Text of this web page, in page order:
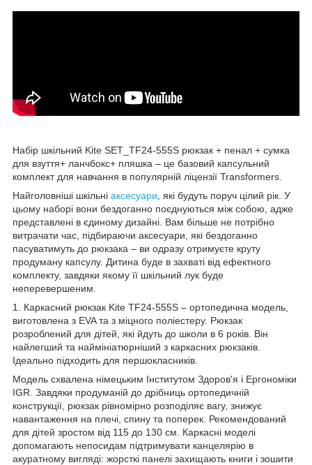
Набір шкільний Kite SET_TF24-555S рюкзак + пенал + сумка
для взуття+ ланчбокс+ пляшка – це базовий капсульний
комплект для навчання в популярній ліцензії Transformers.
Найголовніші шкільні аксесуари , які будуть поруч цілий рік. У
цьому наборі вони бездоганно поєднуються між собою, адже
представлені в єдиному дизайні. Вам більше не потрібно
витрачати час, підбираючи аксесуари, які бездоганно
пасуватимуть до рюкзака – ви одразу отримуєте круту
продуману капсулу. Дитина буде в захваті від ефектного
комплекту, завдяки якому її шкільний лук буде
неперевершеним.
1. Каркасний рюкзак Kite TF24-555S – ортопедична модель,
виготовлена з EVA та з міцного поліестеру. Рюкзак
розроблений для дітей, які йдуть до школи в 6 років. Він
найлегший та наймініатюрніший з каркасних рюкзаків.
Ідеально підходить для першокласників.
Модель схвалена німецьким Інститутом Здоров'я і Ергономіки
IGR. Завдяки продуманій до дрібниць ортопедичній
конструкції, рюкзак рівномірно розподіляє вагу, знижує
навантаження на плечі, спину та поперек. Рекомендований
для дітей зростом від 115 до 130 см. Каркасні моделі
допомагають непосидам підтримувати канцелярію в
акуратному вигляді: жорсткі панелі захищають книги і зошити